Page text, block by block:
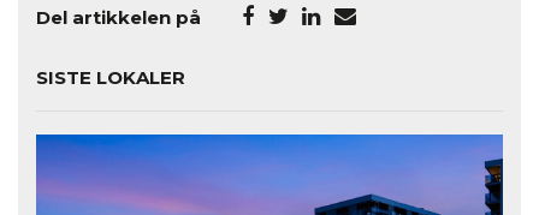
Del artikkelen på
SISTE LOKALER